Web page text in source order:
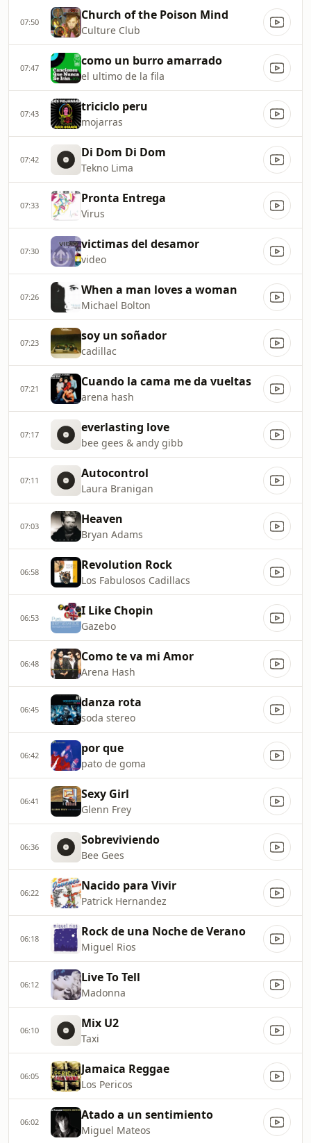
07:50 Church of the Poison Mind
Culture Club
07:47 como un burro amarrado
el ultimo de la fila
07:43 triciclo peru
mojarras
07:42 Di Dom Di Dom
Tekno Lima
07:33 Pronta Entrega
Virus
07:30 victimas del desamor
video
07:26 When a man loves a woman
Michael Bolton
07:23 soy un soñador
cadillac
07:21 Cuando la cama me da vueltas
arena hash
07:17 everlasting love
bee gees & andy gibb
07:11 Autocontrol
Laura Branigan
07:03 Heaven
Bryan Adams
06:58 Revolution Rock
Los Fabulosos Cadillacs
06:53 I Like Chopin
Gazebo
06:48 Como te va mi Amor
Arena Hash
06:45 danza rota
soda stereo
06:42 por que
pato de goma
06:41 Sexy Girl
Glenn Frey
06:36 Sobreviviendo
Bee Gees
06:22 Nacido para Vivir
Patrick Hernandez
06:18 Rock de una Noche de Verano
Miguel Rios
06:12 Live To Tell
Madonna
06:10 Mix U2
Taxi
06:05 Jamaica Reggae
Los Pericos
06:02 Atado a un sentimiento
Miguel Mateos